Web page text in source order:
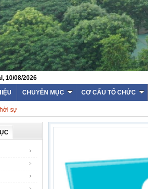
10/08/2026
CHUYÊN MỤC CƠ CẤU TỔ CHỨC
sự